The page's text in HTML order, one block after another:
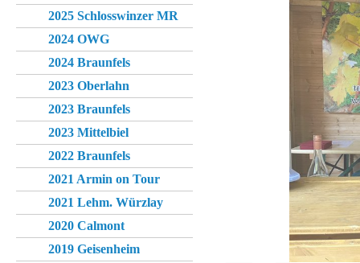
2025 Schlosswinzer MR
2024 OWG
2024 Braunfels
2023 Oberlahn
2023 Braunfels
2023 Mittelbiel
2022 Braunfels
2021 Armin on Tour
2021 Lehm. Würzlay
2020 Calmont
2019 Geisenheim